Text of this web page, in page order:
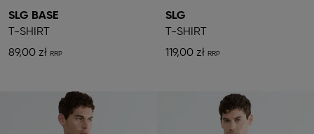
SLG BASE
T-SHIRT
89,00 zł
SLG
T-SHIRT
119,00 zł